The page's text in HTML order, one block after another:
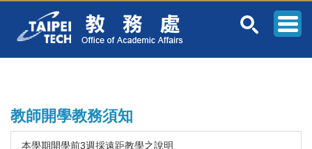
教師開學教務須知
本學期開學前3週採遠距教學之說明